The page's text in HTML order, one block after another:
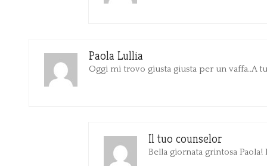
Paola Lullia
Oggi mi trovo giusta giusta per un vaffa..A
Il tuo counselor
Bella giornata grintosa